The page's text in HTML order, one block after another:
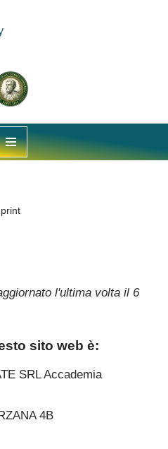
l'ultima volta il 6
sito web è:
SRL Accademia
4B